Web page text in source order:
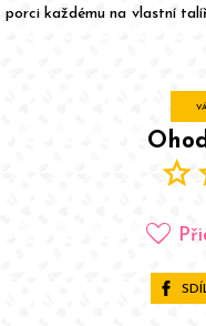
porci každému na vlastní
star
favorite